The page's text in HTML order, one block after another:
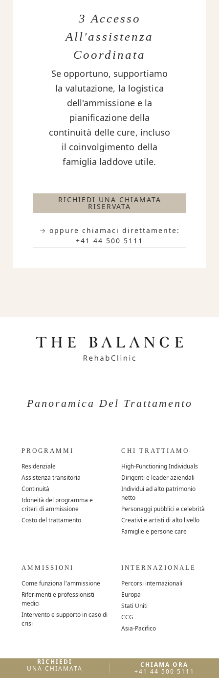
3 Accesso
All'assistenza
Coordinata
Se opportuno, supportiamo
la valutazione, la logistica
dell'ammissione e la
pianificazione della
continuità delle cure, incluso
il coinvolgimento della
famiglia laddove utile.
RICHIEDI UNA CHIAMATA
RISERVATA
→ oppure chiamaci direttamente:
+41 44 500 5111
Panoramica Del Trattamento
PROGRAMMI
Residenziale
Assistenza transitoria
Continuità
Idoneità del programma e
criteri di ammissione
Costo del trattamento
CHI TRATTIAMO
High-Functioning Individuals
Dirigenti e leader aziendali
Individui ad alto patrimonio
netto
Personaggi pubblici e celebrità
Creativi e artisti di alto livello
Famiglie e persone care
AMMISSIONI
Come funziona l'ammissione
Riferimenti e professionisti
medici
Intervento e supporto in caso di
crisi
INTERNAZIONALE
Percorsi internazionali
Europa
Stati Uniti
CCG
Asia-Pacifico
Di
RICHIEDI
UNA CHIAMATA
CHIAMA ORA
+41 44 500 5111